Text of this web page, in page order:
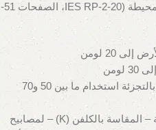
على سبيل المثال، لتوفير الإضاءة المحيطة (IES RP-2-20، الصفحات 51-
20 لومن
يمكن لمساحة العمل أو مساحة البيع بالتجزئة استخدام ما بين 50 و70
الصحيحة – المقاسة بالكلفن (K) – لمصابيح